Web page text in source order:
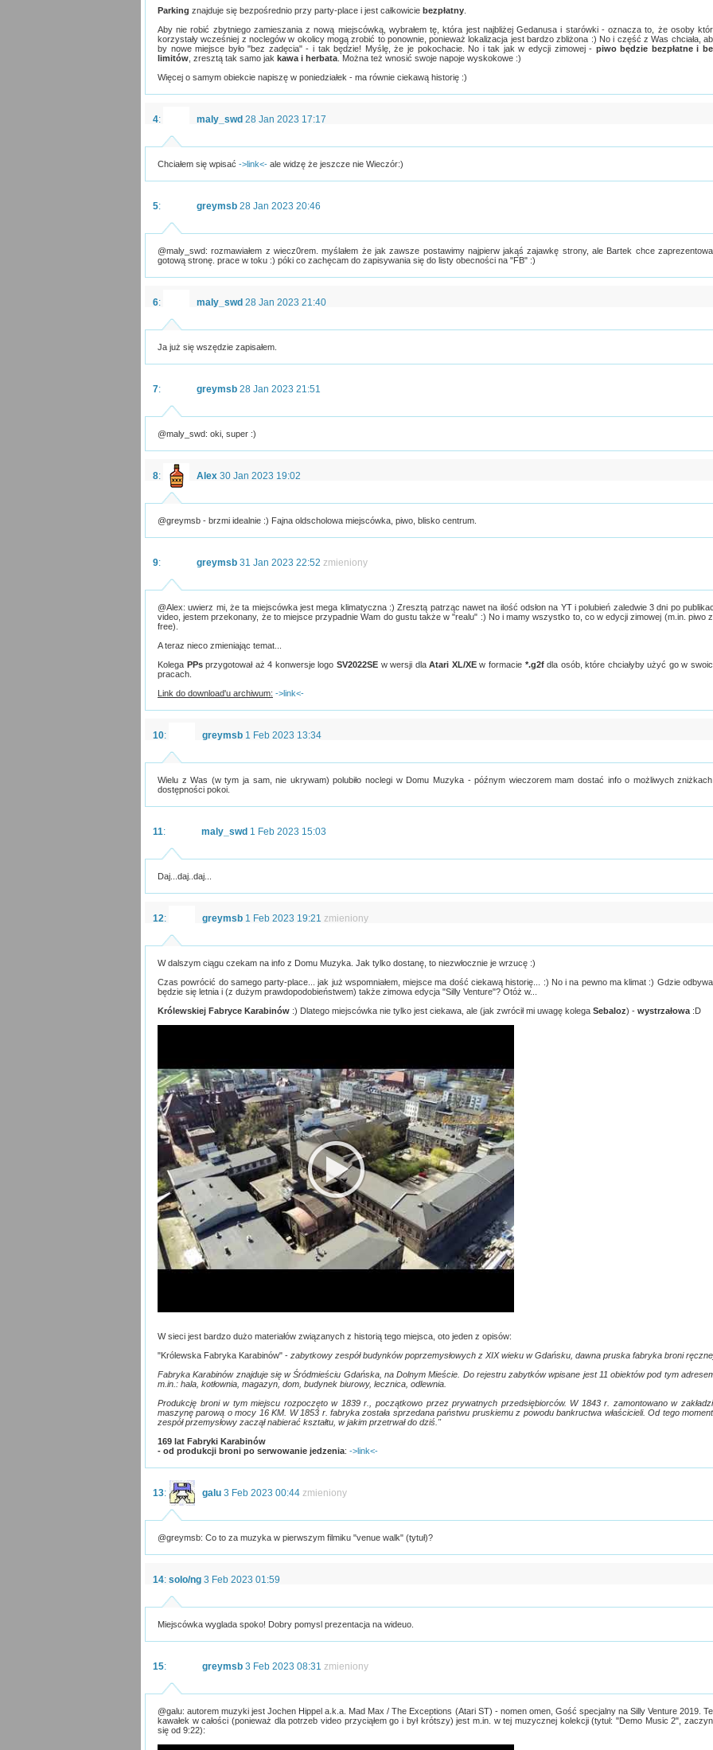
Parking znajduje się bezpośrednio przy party-place i jest całkowicie bezpłatny
Aby nie robić zbytniego zamieszania z nową miejscówką, wybrałem tę, która jest najbliżej Gedanusa i starówki - oznacza to, że osoby
korzystały wcześniej z noclegów w okolicy mogą zrobić to ponownie, ponieważ lokalizacja jest bardzo zbliżona :) No i część z Was chciała,
by nowe miejsce było "bez zadęcia" - i tak będzie! Myślę, że je pokochacie. No i tak jak w edycji zimowej - piwo będzie bezpłatne i
limitów , zresztą tak samo jak kawa i herbata . Można też wnosić swoje napoje wyskokowe :)
Więcej o samym obiekcie napiszę w poniedziałek - ma równie ciekawą historię :)
4: maly_swd 28 Jan 2023 17:17
Chciałem się wpisać ->link<- ale widzę że jeszcze nie Wieczór:)
5: greymsb 28 Jan 2023 20:46
@maly_swd: rozmawiałem z wiecz0rem. myślałem że jak zawsze postawimy najpierw jakąś zajawkę strony, ale Bartek chce
gotową stronę. prace w toku :) póki co zachęcam do zapisywania się do listy obecności na "FB" :)
6: maly_swd 28 Jan 2023 21:40
Ja już się wszędzie zapisałem.
7: greymsb 28 Jan 2023 21:51
@maly_swd: oki, super :)
8: Alex 30 Jan 2023 19:02
@greymsb - brzmi idealnie :) Fajna oldscholowa miejscówka, piwo, blisko centrum.
9: greymsb 31 Jan 2023 22:52 zmieniony
@Alex: uwierz mi, że ta miejscówka jest mega klimatyczna :) Zresztą patrząc nawet na ilość odsłon na YT i polubień zaledwie 3 dni po
video, jestem przekonany, że to miejsce przypadnie Wam do gustu także w "realu" :) No i mamy wszystko to, co w edycji zimowej (m.in. piwo
free).
A teraz nieco zmieniając temat...
Kolega PPsprzygotował aż 4 konwersje logo SV2022SEw wersji dlaAtari XL/XEw formacie *.g2fdla osób, które chciałyby użyć go w
pracach.
Link do download'u archiwum: ->link<-
10: greymsb 1 Feb 2023 13:34
Wielu z Was (w tym ja sam, nie ukrywam) polubiło noclegi w Domu Muzyka - późnym wieczorem mam dostać info o możliwych
dostępności pokoi.
11: maly_swd 1 Feb 2023 15:03
Daj...daj..daj...
12: greymsb 1 Feb 2023 19:21 zmieniony
W dalszym ciągu czekam na info z Domu Muzyka. Jak tylko dostanę, to niezwłocznie je wrzucę :)
Czas powrócić do samego party-place... jak już wspomniałem, miejsce ma dość ciekawą historię... :) No i na pewno ma klimat :) Gdzie
będzie się letnia i (z dużym prawdopodobieństwem) także zimowa edycja "Silly Venture"? Otóż w...
Królewskiej Fabryce Karabinów :) Dlatego miejscówka nie tylko jest ciekawa, ale (jak zwrócił mi uwagę kolega Sebaloz) - wystrzałowa :D
W sieci jest bardzo dużo materiałów związanych z historią tego miejsca, oto jeden z opisów:
"Królewska Fabryka Karabinów" - zabytkowy zespół budynków poprzemysłowych z XIX wieku w Gdańsku, dawna pruska fabryka broni
Fabryka Karabinów znajduje się w Śródmieściu Gdańska, na Dolnym Mieście. Do rejestru zabytków wpisane jest 11 obiektów pod tym
m.in.: hala, kotłownia, magazyn, dom, budynek biurowy, lecznica, odlewnia.
Produkcję broni w tym miejscu rozpoczęto w 1839 r., początkowo przez prywatnych przedsiębiorców. W 1843 r. zamontowano w
maszynę parową o mocy 16 KM. W 1853 r. fabryka została sprzedana państwu pruskiemu z powodu bankructwa właścicieli. Od tego
zespół przemysłowy zaczął nabierać kształtu, w jakim przetrwał do dziś."
169 lat Fabryki Karabinów
- od produkcji broni po serwowanie jedzenia: ->link<-
13: galu 3 Feb 2023 00:44 zmieniony
@greymsb: Co to za muzyka w pierwszym filmiku "venue walk" (tytuł)?
14: solo/ng 3 Feb 2023 01:59
Miejscówka wyglada spoko! Dobry pomysl prezentacja na wideuo.
15: greymsb 3 Feb 2023 08:31 zmieniony
@galu: autorem muzyki jest Jochen Hippel a.k.a. Mad Max / The Exceptions (Atari ST) - nomen omen, Gość specjalny na Silly Venture 2019.
kawałek w całości (ponieważ dla potrzeb video przyciąłem go i był krótszy) jest m.in. w tej muzycznej kolekcji (tytuł: "Demo Music 2",
się od 9:22):